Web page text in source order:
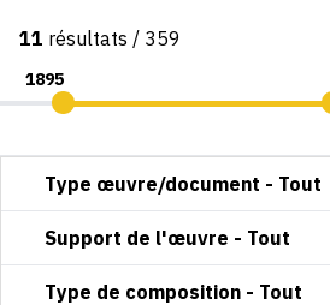
Consultation par image
11 résultats / 359
Type œuvre/document - Tout
Support de l'œuvre - Tout
Type de composition - Tout